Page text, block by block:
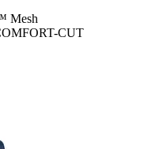
Mesh
CUT